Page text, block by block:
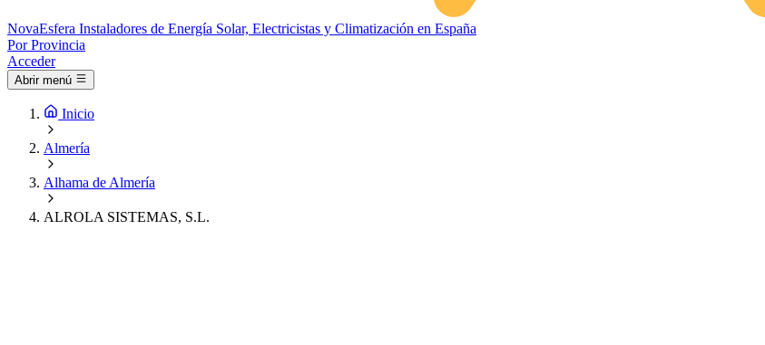
NovaEsfera Instaladores de Energía Solar, Electricistas y Climatización en España
Por Provincia
Acceder
Abrir menú
Inicio
Almería
Alhama de Almería
ALROLA SISTEMAS, S.L.